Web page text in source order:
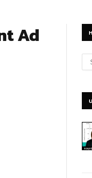
Ad
หม
หมู่